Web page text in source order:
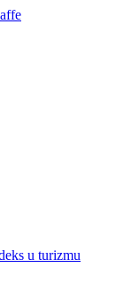
u turizmu